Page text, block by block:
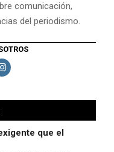
comunicación,
del periodismo.
que el